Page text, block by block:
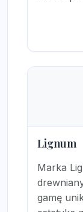
Lignum
Marka
gamę